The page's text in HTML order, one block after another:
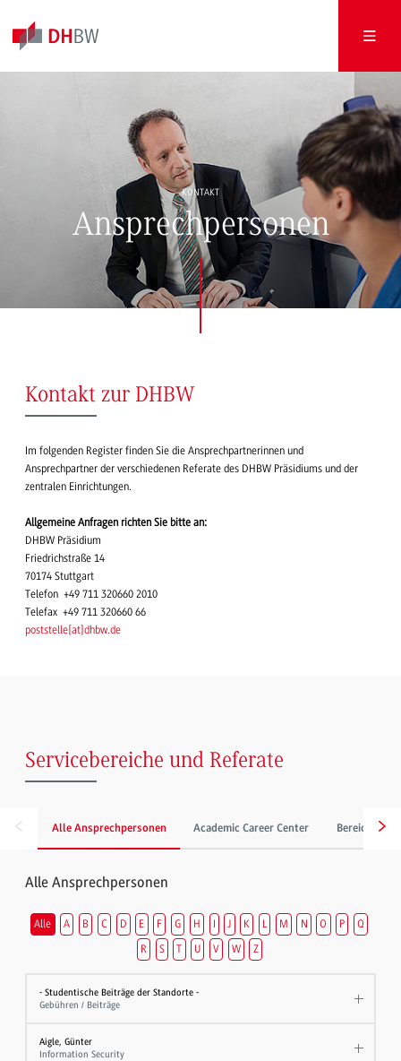
KONTAKT
Ansprechpersonen
Kontakt zur DHBW
Im folgenden Register finden Sie die Ansprechpartnerinnen und
Ansprechpartner der verschiedenen Referate des DHBW Präsidiums und der
zentralen Einrichtungen.
Allgemeine Anfragen richten Sie bitte an:
DHBW Präsidium
Friedrichstraße 14
70174 Stuttgart
Telefon +49 711 320660 2010
Telefax +49 711 320660 66
poststelle at dhbw.de
Servicebereiche und Referate
Alle Ansprechpersonen Academic Career Center Bereich
Alle Ansprechpersonen
Alle A B C D E F G H I J K L M N O P
Q
R
S T U V W Z
- Studentische Beiträge der Standorte -
Gebühren / Beiträge
Aigle, Günter
Information Security